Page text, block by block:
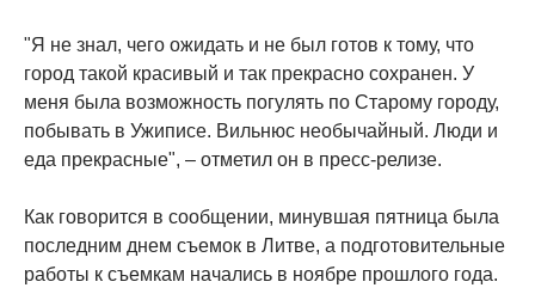
"Я не знал, чего ожидать и не был готов к тому, что
город такой красивый и так прекрасно сохранен. У
меня была возможность погулять по Старому городу,
побывать в Ужиписе. Вильнюс необычайный. Люди и
еда прекрасные", – отметил он в пресс-релизе.
Как говорится в сообщении, минувшая пятница была
последним днем съемок в Литве, а подготовительные
работы к съемкам начались в ноябре прошлого года.